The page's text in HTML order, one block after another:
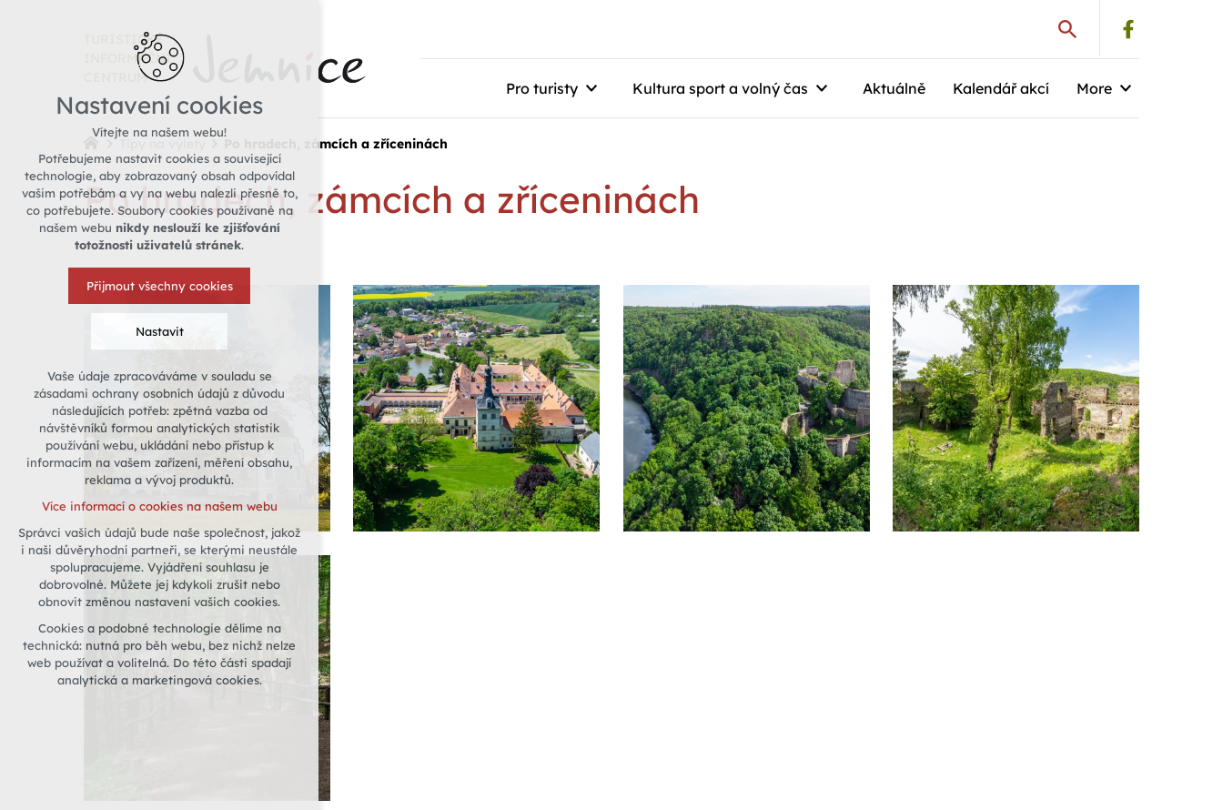
TURISTICKÉ
INFORMAČNÍ
CENTRUM
Pro turisty Kultura sport a volný čas Aktuálně Kalendář akcí More
Po hradech, zámcích a zříceninách
Po hradech, zámcích a zříceninách
Nastavení cookies
Vítejte na našem webu!
Potřebujeme nastavit cookies a související
technologie, aby zobrazovaný obsah odpovídal
vašim potřebám a vy na webu nalezli přesně to,
co potřebujete. Soubory cookies používané na
našem webu nikdy neslouží ke zjišťování
totožnosti uživatelů stránek.
Přijmout všechny cookies
Nastavit
Technická cookies
nutná pro provozování webu
udržení kontextu stránek (session):
případná přihlášení, volby jazyka, apod.
Volitelná cookies
vyhodnocení návštěvnosti
marketingová cookies (Google)
Více informací o cookies na našem webu
Odmítnout vše
Vaše údaje zpracováváme v souladu se
zásadami ochrany osobních údajů z důvodu
následujících potřeb: zpětná vazba od
návštěvníků formou analytických statistik
používání webu, ukládání nebo přístup k
informacím na vašem zařízení, měření obsahu,
reklama a vývoj produktů.
Více informací o cookies na našem webu
Správci vašich údajů bude naše společnost, jakož
i naši důvěryhodní partneři, se kterými neustále
spolupracujeme. Vyjádření souhlasu je
dobrovolné. Můžete jej kdykoli zrušit nebo
obnovit změnou nastavení vašich cookies.
Cookies a podobné technologie dělíme na
technická: nutná pro běh webu, bez nichž nelze
web používat a volitelná. Do této části spadají
analytická a marketingová cookies.